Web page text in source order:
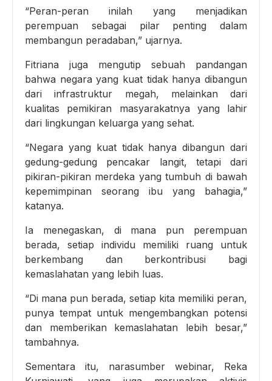
“Peran-peran inilah yang menjadikan
perempuan sebagai pilar penting dalam
membangun peradaban,” ujarnya.
Fitriana juga mengutip sebuah pandangan
bahwa negara yang kuat tidak hanya dibangun
dari infrastruktur megah, melainkan dari
kualitas pemikiran masyarakatnya yang lahir
dari lingkungan keluarga yang sehat.
“Negara yang kuat tidak hanya dibangun dari
gedung-gedung pencakar langit, tetapi dari
pikiran-pikiran merdeka yang tumbuh di bawah
kepemimpinan seorang ibu yang bahagia,”
katanya.
Ia menegaskan, di mana pun perempuan
berada, setiap individu memiliki ruang untuk
berkembang dan berkontribusi bagi
kemaslahatan yang lebih luas.
“Di mana pun berada, setiap kita memiliki peran,
punya tempat untuk mengembangkan potensi
dan memberikan kemaslahatan lebih besar,”
tambahnya.
Sementara itu, narasumber webinar, Reka